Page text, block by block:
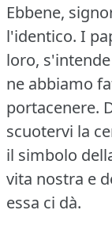
Ebbene,
l'identico. I
loro,
ne abbiamo
portacenere.
scuotervi la
il simbolo
vita nostra e
essa ci dà.